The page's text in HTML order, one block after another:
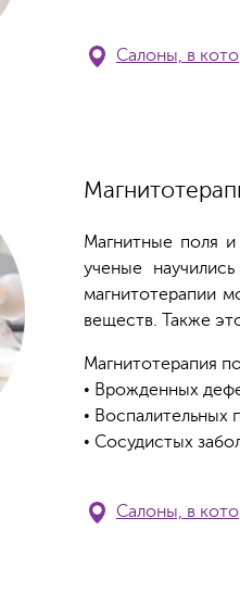
Салоны, в
Магнитные поля
ученые
магнитотерапии
веществ. Также
Магнитотерапия
• Врожденных
• Воспалительных
• Сосудистых
Салоны, в